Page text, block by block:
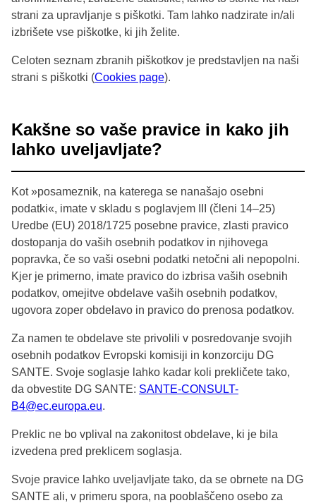
strani za upravljanje s piškotki. Tam lahko nadzirate in/ali
izbrišete vse piškotke, ki jih želite.
Celoten seznam zbranih piškotkov je predstavljen na naši
strani s piškotki (Cookies page).
Kakšne so vaše pravice in kako jih
lahko uveljavljate?
Kot »posameznik, na katerega se nanašajo osebni
podatki«, imate v skladu s poglavjem III (členi 14–25)
Uredbe (EU) 2018/1725 posebne pravice, zlasti pravico
dostopanja do vaših osebnih podatkov in njihovega
popravka, če so vaši osebni podatki netočni ali nepopolni.
Kjer je primerno, imate pravico do izbrisa vaših osebnih
podatkov, omejitve obdelave vaših osebnih podatkov,
ugovora zoper obdelavo in pravico do prenosa podatkov.
Za namen te obdelave ste privolili v posredovanje svojih
osebnih podatkov Evropski komisiji in konzorciju DG
SANTE. Svoje soglasje lahko kadar koli prekličete tako,
da obvestite DG SANTE: SANTE-CONSULT-
B4@ec.europa.eu.
Preklic ne bo vplival na zakonitost obdelave, ki je bila
izvedena pred preklicem soglasja.
Svoje pravice lahko uveljavljate tako, da se obrnete na DG
SANTE ali, v primeru spora, na pooblaščeno osebo za